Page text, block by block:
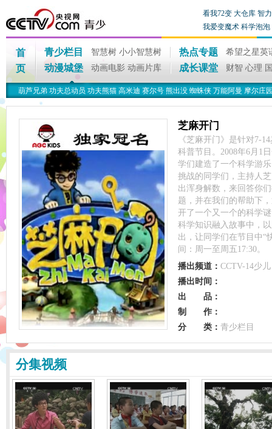
看我72变 大仓库 智
我爱变魔术 科学泡泡
首
页
青少栏目 智慧树 小小智慧树
动漫城堡 动画电影 动画片库
热点专题 希望之星英
成长课堂 财智 心理
葫芦兄弟 功夫总动员 功夫熊猫 高米迪 赛尔号 熊出没 蜘蛛侠 万能阿曼 摩尔庄
芝麻开门
《芝麻开门》是针对7-
科普节目。2008年6月1
学们建造了一个科学游
挑战的同学们，主持人
出浑身解数，来回答你
题，并在我们的帮助下
开了一个又一个的科学
科学知识融入故事中，
出，让同学们在节目中“
间：周一至周五17:30。
播出频道： CCTV-14少儿
播出时间：
出 品：
制 作：
分 类： 青少栏目
分集视频